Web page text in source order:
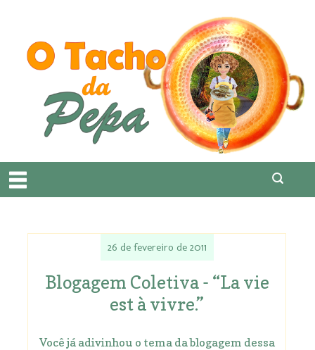
26 de fevereiro de 2011
Blogagem Coletiva - “La vie
est à vivre.”
Você já adivinhou o tema da blogagem dessa